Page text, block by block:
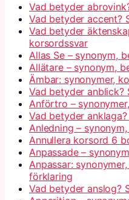
Vad betyder
Vad betyder accent?
Vad betyder
korsordssvar
Allas Se – synonym,
Allätare – synonym,
Ämbar: synonymer,
Vad betyder anblick?
Anförtro –
Vad betyder
Anledning –
Annullera korsord 6
Anpassade –
Anpassar:
förklaring
Vad betyder anslog?